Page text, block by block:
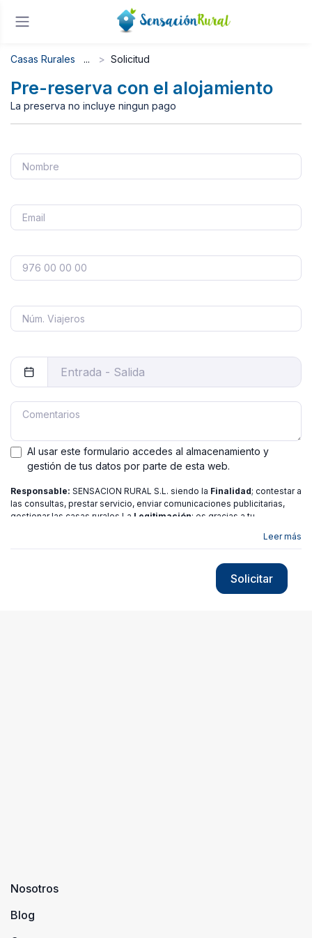
Casas Rurales Solicitud
Pre-reserva con el alojamiento
La preserva no incluye ningun pago
Al usar este formulario accedes al almacenamiento y
gestión de tus datos por parte de esta web.
Responsable: SENSACION RURAL S.L. siendo la Finalidad; contestar a
las consultas, prestar servicio, enviar comunicaciones publicitarias,
gestionar las casas rurales La Legitimación; es gracias a tu
de Acceso,
política de privacidad
Leer más
Solicitar
Nosotros
Blog